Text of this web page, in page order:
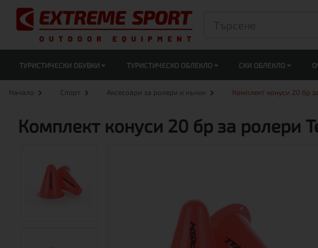
ТУРИСТИЧЕСКИ ОБУВКИ ТУРИСТИЧЕСКО ОБЛЕКЛО СКИ ОБЛЕКЛО
Начало Спорт Аксесоари за ролери и кънки Комплект конуси 20 бр
Комплект конуси 20 бр за ролери